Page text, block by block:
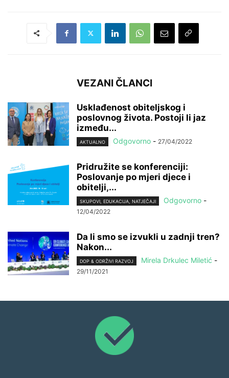
VEZANI ČLANCI
Usklađenost obiteljskog i
poslovnog života. Postoji li jaz
između...
AKTUALNO Odgovorno - 27/04/2022
Pridružite se konferenciji:
Poslovanje po mjeri djece i
obitelji,...
SKUPOVI, EDUKACIJA, NATJEČAJI Odgovorno -
12/04/2022
Da li smo se izvukli u zadnji tren?
Nakon...
DOP & ODRŽIVI RAZVOJ Mirela Drkulec Miletić -
29/11/2021